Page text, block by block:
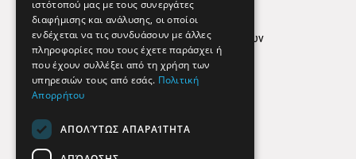
Όροι Χρήσης
Πολιτική προστασίας δεδομένων
Findhere
Social Media
ιστότοπού μας με τους συνεργάτες
διαφήμισης και ανάλυσης, οι οποίοι
ενδέχεται να τις συνδυάσουν με άλλες
πληροφορίες που τους έχετε παράσχει ή
που έχουν συλλέξει από τη χρήση των
υπηρεσιών τους από εσάς. Πολιτική
Απορρήτου
ΑΠΟΛΎΤΩΣ ΑΠΑΡΑΊΤΗΤΑ